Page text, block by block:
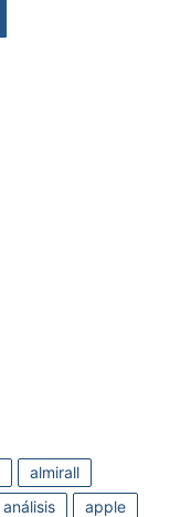
almirall
análisis
apple